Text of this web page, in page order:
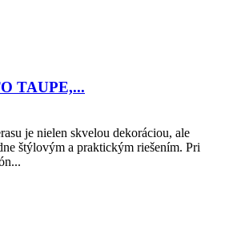
TAUPE,...
je nielen skvelou dekoráciou, ale
štýlovým a praktickým riešením. Pri